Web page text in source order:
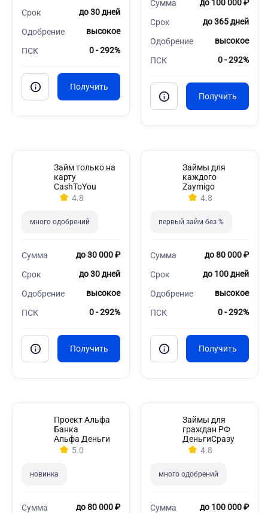
Срок до 30 дней
Одобрение высокое
ПСК 0 - 292%
Сумма до 100 000 ₽
Срок до 365 дней
Одобрение высокое
ПСК 0 - 292%
Займ только на
карту
CashToYou
4.8
много одобрений
Сумма до 30 000 ₽
Срок до 30 дней
Одобрение высокое
ПСК 0 - 292%
Займы для
каждого
Zaymigo
4.8
первый займ без %
Сумма до 80 000 ₽
Срок до 100 дней
Одобрение высокое
ПСК 0 - 292%
Проект Альфа
Банка
Альфа Деньги
5.0
новинка
Сумма до 80 000 ₽
Займы для
граждан РФ
ДеньгиСразу
4.8
много одобрений
Сумма до 100 000 ₽